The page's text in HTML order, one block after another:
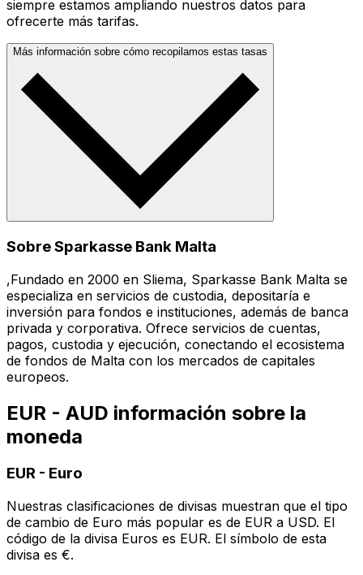
siempre estamos ampliando nuestros datos para
ofrecerte más tarifas.
Más información sobre cómo recopilamos estas tasas
Sobre Sparkasse Bank Malta
,Fundado en 2000 en Sliema, Sparkasse Bank Malta se
especializa en servicios de custodia, depositaría e
inversión para fondos e instituciones, además de banca
privada y corporativa. Ofrece servicios de cuentas,
pagos, custodia y ejecución, conectando el ecosistema
de fondos de Malta con los mercados de capitales
europeos.
EUR - AUD información sobre la
moneda
EUR - Euro
Nuestras clasificaciones de divisas muestran que el tipo
de cambio de Euro más popular es de EUR a USD. El
código de la divisa Euros es EUR. El símbolo de esta
divisa es €.